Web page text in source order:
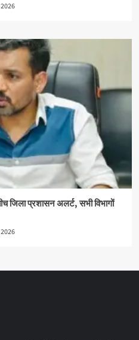
जिला प्रशासन अलर्ट, सभी विभागों